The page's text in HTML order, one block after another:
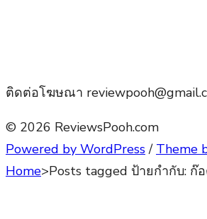
ติดต่อโฆษณา
© 2026 ReviewsPooh.com
Powered by WordPress / Theme
Home>Posts tagged ป้ายกำกับ: ก๊